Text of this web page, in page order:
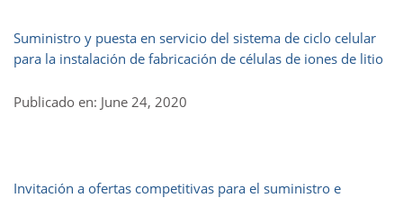
Suministro y puesta en servicio del sistema de ciclo celular
para la instalación de fabricación de células de iones de litio
Publicado en: June 24, 2020
Invitación a ofertas competitivas para el suministro e